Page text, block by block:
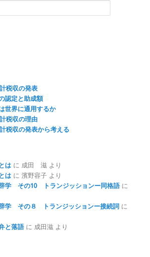
税収の発表
認定と助成額
世界に通用するか
税収の理由
税収の発表から考える
は に 成田 滋 より
は に濱野容子 より
学 その10 トランジッションー同格語に
学 その８ トランジッションー接続詞 に
と落語に 成田滋 より